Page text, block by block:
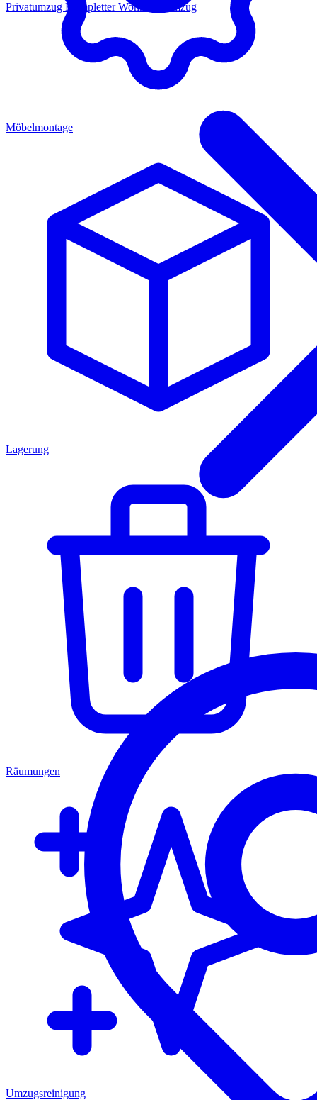
Privatumzug Kompletter Wohnungsumzug
Möbelmontage
Lagerung
Räumungen
Umzugsreinigung